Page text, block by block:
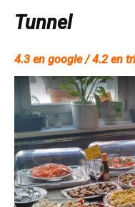
Tunnel
4.3 en google / 4.2 en